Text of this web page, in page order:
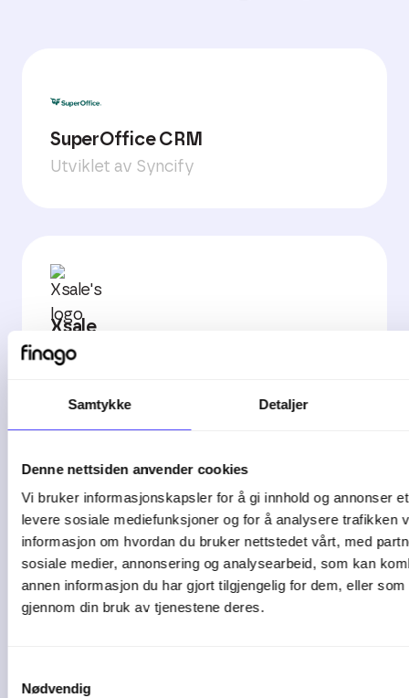
Samtykke Detaljer
Denne nettsiden anvender cookies
Vi bruker informasjonskapsler for å gi innhold og annonser
levere sosiale mediefunksjoner og for å analysere trafikken
informasjon om hvordan du bruker nettstedet vårt, med
sosiale medier, annonsering og analysearbeid, som kan
annen informasjon du har gjort tilgjengelig for dem, eller
gjennom din bruk av tjenestene deres.
Nødvendig
SuperOffice CRM
Utviklet av Syncify
Xsale
Utviklet av Xsale
Autogear
Utvikler av ECIT Autogear AS